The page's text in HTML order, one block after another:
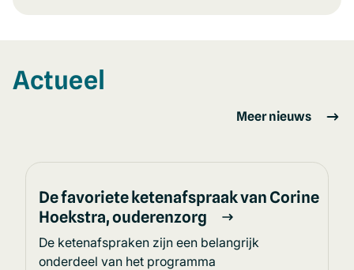
Actueel
Meer nieuws
De favoriete ketenafspraak van Corine
Hoekstra, ouderenzorg
De ketenafspraken zijn een belangrijk
onderdeel van het programma